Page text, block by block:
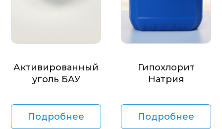
Активированный
уголь БАУ
Подробнее
Гипохлорит
Натрия
Подробнее